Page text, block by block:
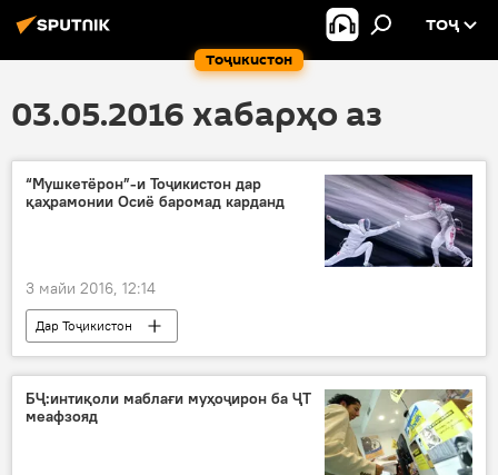
Тоҷикистон
ТОҶ
03.05.2016 хабарҳо аз
“Мушкетёрон”-и Тоҷикистон дар
қаҳрамонии Осиё баромад карданд
3 майи 2016, 12:14
Дар Тоҷикистон
Навигариҳои варзиши Тоҷикистон
Дар ҷаҳон
Чин
Сергей Богданов
БҶ:интиқоли маблағи муҳоҷирон ба ҶТ
меафзояд